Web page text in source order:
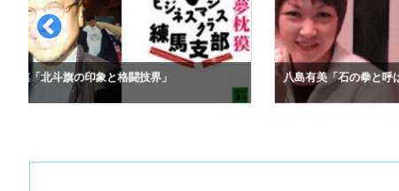
と格闘技界」 八島有美「石の拳と呼ばれて」